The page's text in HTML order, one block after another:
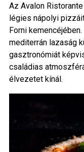
Az Avalon
légies nápolyi
Forni
mediterrán lazaság
gasztronómiát
családias
élvezetet kínál.